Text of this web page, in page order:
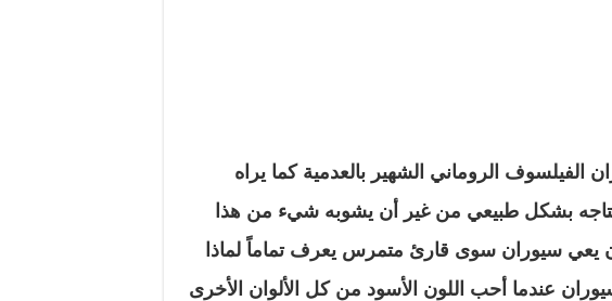
الفيلسوف الروماني الشهير بالعدمية كما يراه
نتاجه بشكل طبيعي من غير أن يشوبه شيء من هذا
يعي سيوران سوى قارئ متمرس يعرف تماماً لماذا
عندما أحب اللون الأسود من كل الألوان الأخرى